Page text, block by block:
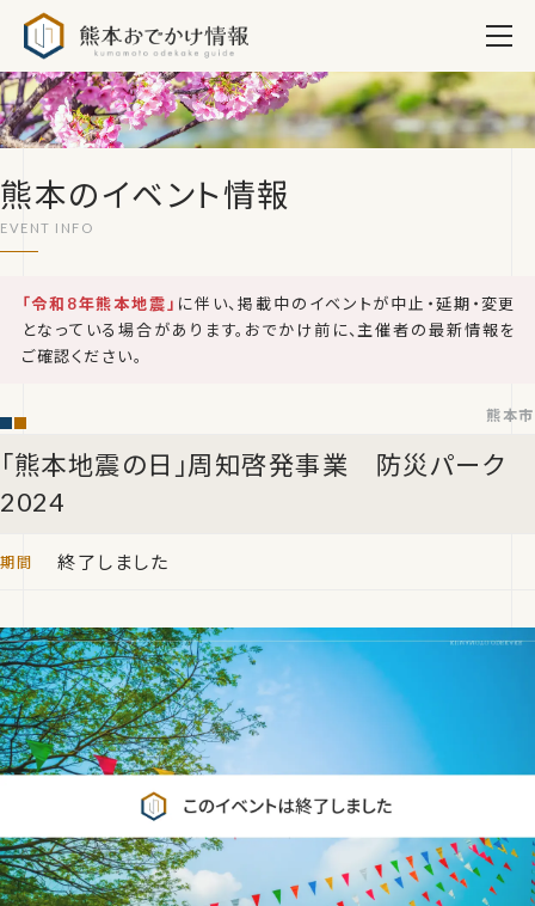
熊本のイベント情報
「令和8年熊本地震」 に伴い、掲載中のイベントが中止・延期・変更
となっている場合があります。おでかけ前に、主催者の最新情報を
ご確認ください。
「熊本地震の日」周知啓発事業 防災パーク
2024
熊本市
終了しました